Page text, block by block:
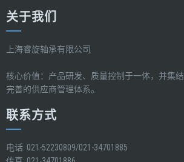
关于我们
上海睿旋轴承有限公司
核心价值：产品研发、质量控制于一体，并集结
完善的供应商管理体系。
联系方式
电话: 021-52230809/021-34701885